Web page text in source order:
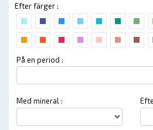
Efter färger :
På en period :
Med mineral :